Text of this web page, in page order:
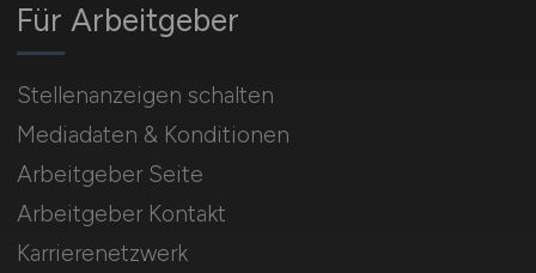
Für Arbeitgeber
Stellenanzeigen schalten
Mediadaten & Konditionen
Arbeitgeber Seite
Arbeitgeber Kontakt
Karrierenetzwerk